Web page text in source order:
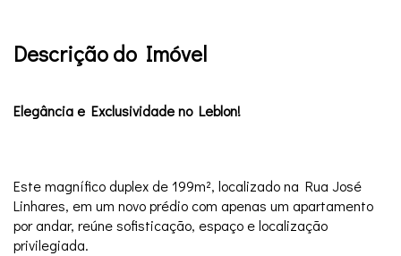
Descrição do Imóvel
Elegância e Exclusividade no Leblon!
Este magnífico duplex de 199m², localizado na Rua José
Linhares, em um novo prédio com apenas um apartamento
por andar, reúne sofisticação, espaço e localização
privilegiada.